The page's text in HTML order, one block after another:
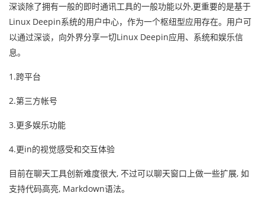
深谈除了拥有一般的即时通讯工具的一般功能以外,更重要的是基于
Linux Deepin系统的用户中心，作为一个枢纽型应用存在。用户可
以通过深谈，向外界分享一切Linux Deepin应用、系统和娱乐信
息。
1.跨平台
2.第三方帐号
3.更多娱乐功能
4.更in的视觉感受和交互体验
目前在聊天工具创新难度很大, 不过可以聊天窗口上做一些扩展, 如
支持代码高亮, Markdown语法。